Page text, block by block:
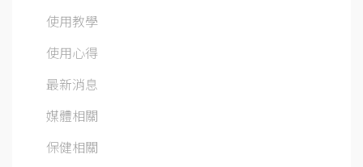
使用教學
使用心得
最新消息
媒體相關
保健相關